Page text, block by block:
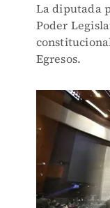
La diputada
Poder
Egresos.